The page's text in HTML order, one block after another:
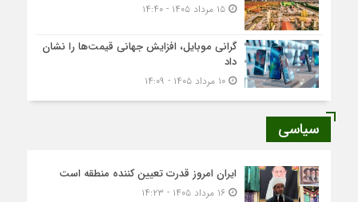
۱۵ مرداد ۱۴۰۵ - ۱۴:۴۰
گرانی موبایل، افزایش جهانی قیمت‌ها را نشان
داد
۱۰ مرداد ۱۴۰۵ - ۱۴:۰۹
سیاسی
ایران امروز قدرت تعیین کننده منطقه است
۱۶ مرداد ۱۴۰۵ - ۱۴:۲۳